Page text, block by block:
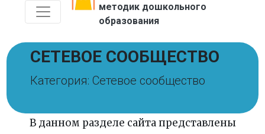
методик дошкольного
образования
СЕТЕВОЕ СООБЩЕСТВО
Категория: Сетевое сообщество
В данном разделе сайта представлены